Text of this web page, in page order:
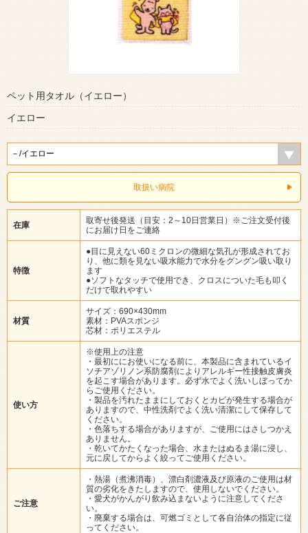
ペット用タオル（イエロー）
イエロー
取扱い病院
在庫
取寄せ後発送（目安：2～10日営業日）※ご注文受付後
にお届け日をご連絡
特徴
●目に見えない60ミクロンの微細な気孔が形成されてお
り、他に類を見ない吸水能力で水分をグングン吸い取り
ます
●ソフトなタッチで使用でき、クロスについた毛も叩く
だけで取れやすい
材質
サイズ：690×430mm
素材：PVAスポンジ
芯材：ポリエステル
使い方
※使用上の注意
・最初ににお使いになる前に、本製品に含まれているイ
ソチアゾリノン系防腐剤によりアレルギー性接触皮膚炎
を起こす場合があります。必ず水でよく洗いしぼってか
らご使用ください。
・製品を汚れたままにしておくとカビが発生する場合が
ありますので、中性洗剤でよく洗い清潔にして保存して
ください。
・色落ちする場合がありますが、ご使用にはさしつかえ
ありません。
・乾いてかたくなった場合、水またはぬるま湯に浸し、
元に戻してからよく絞ってご使用ください。
ご注意
・熱湯（煮沸消毒）、漂白剤濃液及び原液のご使用は材
質の劣化をきたしますので、使用しないでください。
・愛犬がかんがり飲み込まないように注意してくださ
い。
・廃棄する場合は、可燃ゴミとして各自治体の指定に従
ってください。